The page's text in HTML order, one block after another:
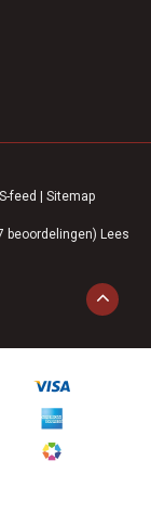
feed | Sitemap
beoordelingen) Lees